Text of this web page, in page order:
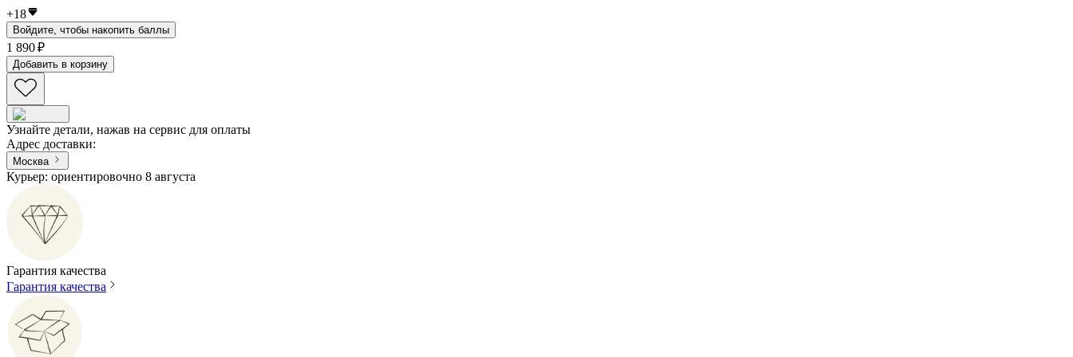
+18
Войдите, чтобы накопить баллы
1 890 ₽
Добавить в корзину
Узнайте детали, нажав на сервис для оплаты
Адрес доставки:
Москва
Курьер: ориентировочно 8 августа
Гарантия качества
Гарантия качества